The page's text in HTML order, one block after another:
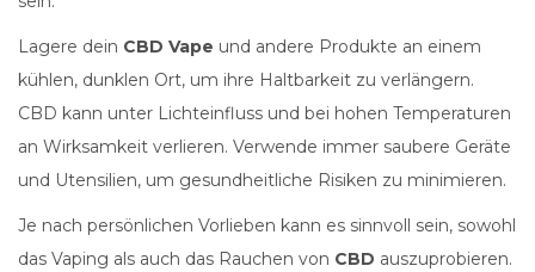
Lagere dein CBD Vape und andere Produkte an einem
kühlen, dunklen Ort, um ihre Haltbarkeit zu verlängern.
CBD kann unter Lichteinfluss und bei hohen Temperaturen
an Wirksamkeit verlieren. Verwende immer saubere Geräte
und Utensilien, um gesundheitliche Risiken zu minimieren.
Je nach persönlichen Vorlieben kann es sinnvoll sein, sowohl
das Vaping als auch das Rauchen von CBD auszuprobieren.